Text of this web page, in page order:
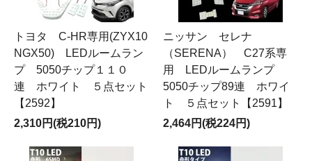
トヨタ C-HR専用(ZYX10
NGX50) LEDルームラン
プ 5050チップ１１０
連 ホワイト ５点セット
【2592】
2,310円(税210円)
ニッサン セレナ
（SERENA） C27系専
用 LEDルームランプ
5050チップ89連 ホワイ
ト ５点セット【2591】
2,464円(税224円)